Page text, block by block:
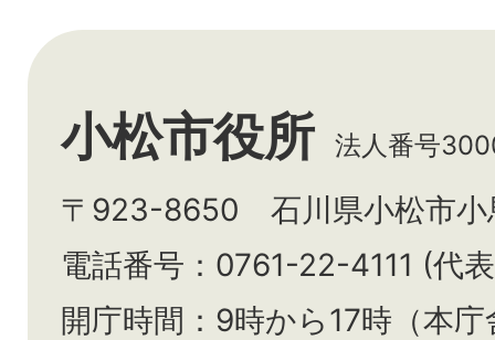
小松市役所 法人番号
〒923-8650 石川県小松市小
電話番号：0761-22-4111 (代
開庁時間：9時から17時（本